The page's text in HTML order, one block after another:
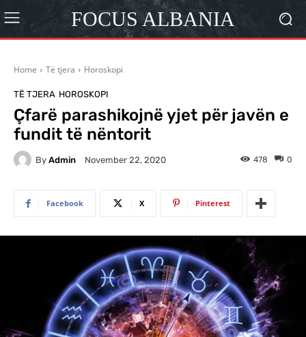
FOCUS ALBANIA
Home Të tjera Horoskopi
TË TJERA HOROSKOPI
Çfarë parashikojnë yjet për javën e
fundit të nëntorit
By Admin November 22, 2020 0
478
Facebook X Pinterest